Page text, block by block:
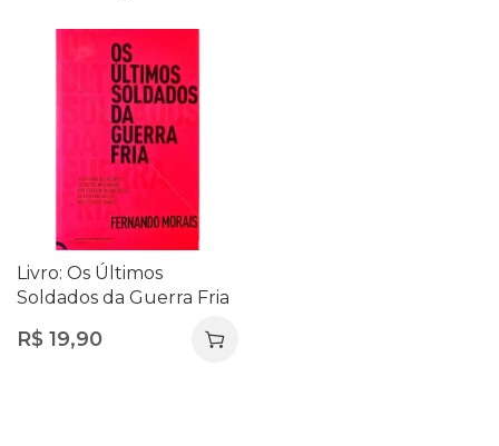
Livro: Os Últimos
Soldados da Guerra Fria
R$ 19,90